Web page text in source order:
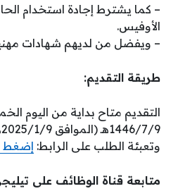
– كما يشترط إجادة استخدام
الأوفيس.
– ويفضل من لديهم شهادات
طريقة التقديم:
التقديم متاح بداية من اليوم
وتعبئة الطلب على الرابط: إضغط
متابعة قناة الوظائف على